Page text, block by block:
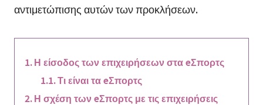
αντιμετώπισης αυτών των προκλήσεων.
Η είσοδος των επιχειρήσεων στα eΣπορτς
Τι είναι τα eΣπορτς
Η σχέση των eΣπορτς με τις επιχειρήσεις